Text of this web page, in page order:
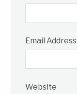
Email Address
Website